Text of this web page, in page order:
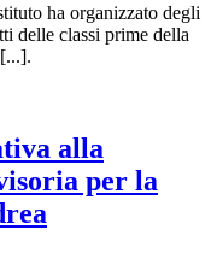
ha organizzato degli
delle classi prime della
alla
per la